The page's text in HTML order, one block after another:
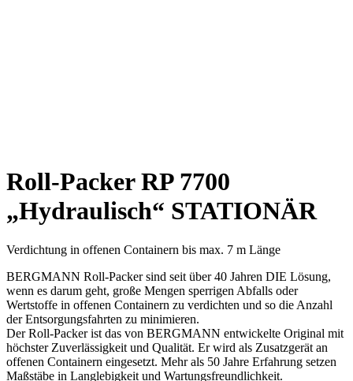
Roll-Packer RP 7700
„Hydraulisch“ STATIONÄR
Verdichtung in offenen Containern bis max. 7 m Länge
BERGMANN Roll-Packer sind seit über 40 Jahren DIE Lösung,
wenn es darum geht, große Mengen sperrigen Abfalls oder
Wertstoffe in offenen Containern zu verdichten und so die Anzahl
der Entsorgungsfahrten zu minimieren.
Der Roll-Packer ist das von BERGMANN entwickelte Original mit
höchster Zuverlässigkeit und Qualität. Er wird als Zusatzgerät an
offenen Containern eingesetzt. Mehr als 50 Jahre Erfahrung setzen
Maßstäbe in Langlebigkeit und Wartungsfreundlichkeit.